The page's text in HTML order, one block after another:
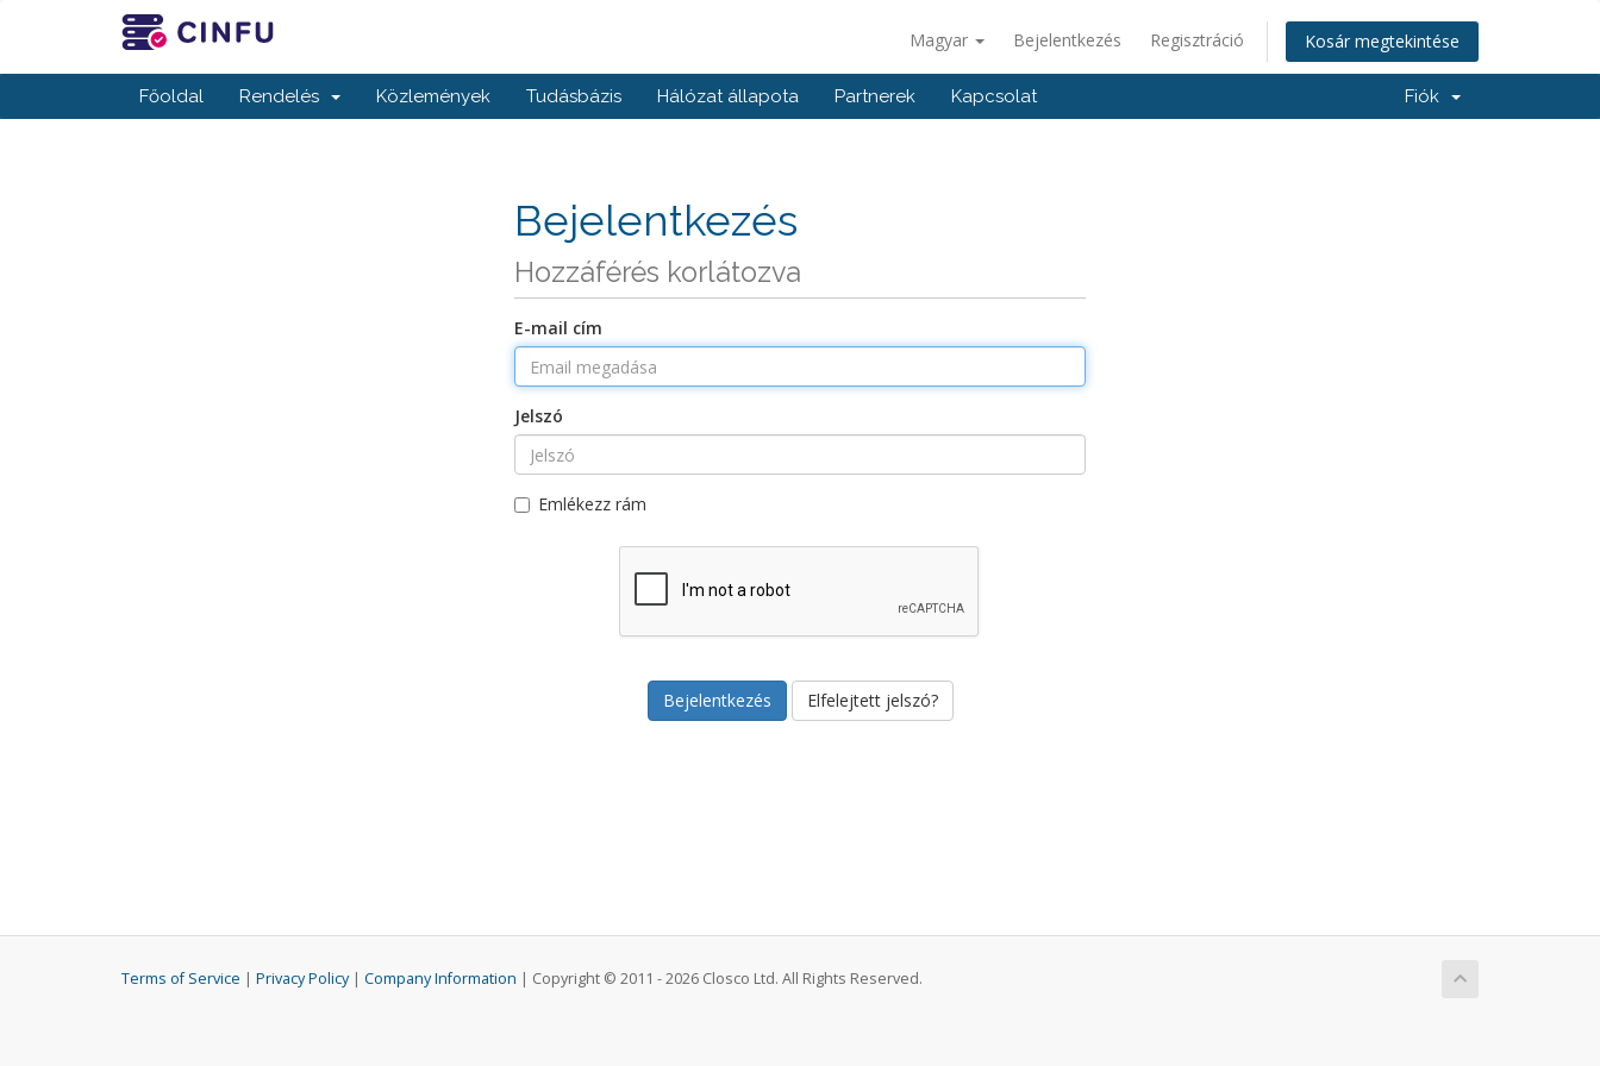
Magyar Bejelentkezés Regisztráció Kosár megtekintése
Főoldal Rendelés Közlemények Tudásbázis Hálózat állapota Partnerek Kapcsolat Fiók
Bejelentkezés
Hozzáférés korlátozva
E-mail cím
Jelszó
Emlékezz rám
Elfelejtett jelszó?
Terms of Service | Privacy Policy| Company Information | Copyright © 2011 - 2026 Closco Ltd. All Rights Reserved.